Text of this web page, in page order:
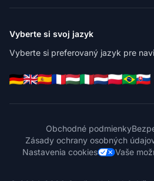
Vyberte si svoj jazyk
Vyberte si preferovaný jazyk pre
Obchodné podmienky
Zásady ochrany osobných
Nastavenia cookies
Vaše